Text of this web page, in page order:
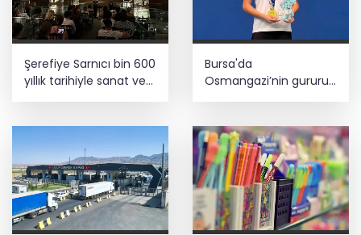
Şerefiye Sarnıcı bin 600
yıllık tarihiyle sanat ve
Bursa'da
Osmangazi’nin gururu